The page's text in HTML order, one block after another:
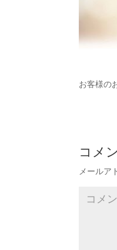
お客様の
コメ
メールア